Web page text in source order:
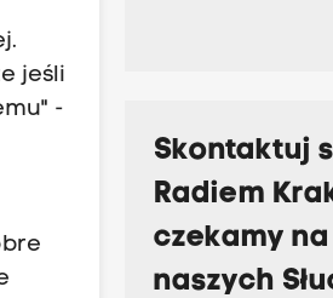
jeśli
-
Skontaktuj
Radiem
czekamy
naszych